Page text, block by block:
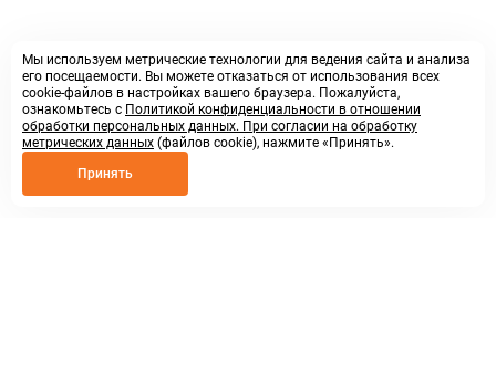
Мы используем метрические технологии для ведения сайта и анализа
его посещаемости. Вы можете отказаться от использования всех
cookie-файлов в настройках вашего браузера. Пожалуйста,
ознакомьтесь с Политикой конфиденциальности в отношении
обработки персональных данных. При согласии на обработку
метрических данных (файлов cookie), нажмите «Принять».
Принять